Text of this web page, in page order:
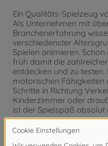
Ein Qualitäts-Spielzeug
Als Unternehmen mit
Branchenerfahrung
verschiedenster
Spielen animieren.
früh damit die
entdecken und zu
motorischen Fähigkeiten
Schritte in Richtung
Kinderzimmer oder
ist der Spielspaß absolut
Achtung!